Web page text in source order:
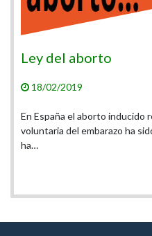
aborto inducido referido a la
embarazo ha sido una práctica